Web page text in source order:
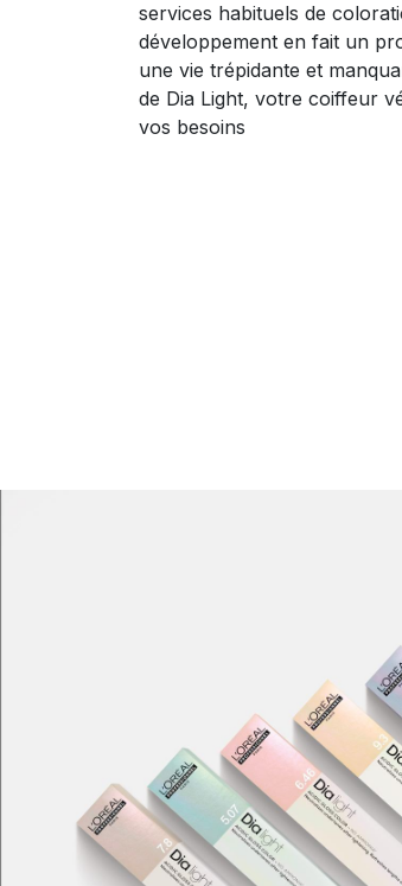
services habituels de
développement en fait un
une vie trépidante et
de Dia Light, votre coiffeur
vos besoins